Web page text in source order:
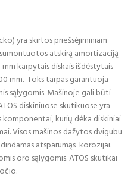
yra skirtos priešsėjiminiam
atskirą amortizaciją
karpytais diskais išdėstytais
mm. Toks tarpas garantuoja
sąlygomis. Mašinoje gali būti
diskiniuose skutikuose yra
kurių dėka diskiniai
Visos mašinos dažytos dvigubu
atsparumąs korozijai.
oro sąlygomis. ATOS skutikai